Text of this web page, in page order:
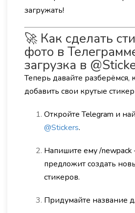
загружать!
🚀 Как сделать
фото в
загрузка в
Теперь давайте разберёмся,
добавить свои крутые
Откройте Telegram и
@Stickers.
Напишите ему /
предложит создать
стикеров.
Придумайте название